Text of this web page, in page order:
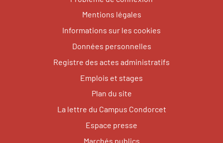
Mentions légales
Informations sur les cookies
Données personnelles
Registre des actes administratifs
Emplois et stages
Plan du site
La lettre du Campus Condorcet
Espace presse
Marchés publics